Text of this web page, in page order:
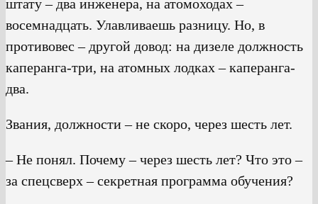
штату – два инженера, на атомоходах –
восемнадцать. Улавливаешь разницу. Но, в
противовес – другой довод: на дизеле должность
каперанга-три, на атомных лодках – каперанга-
два.
Звания, должности – не скоро, через шесть лет.
– Не понял. Почему – через шесть лет? Что это –
за спецсверх – секретная программа обучения?